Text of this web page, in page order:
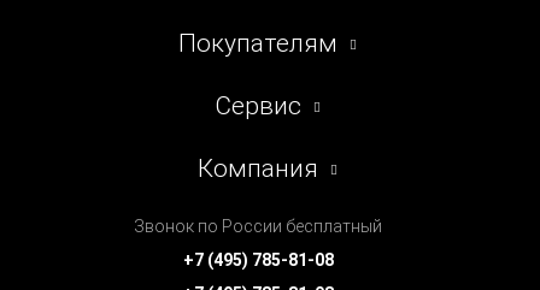
Покупателям
Сервис
Компания
Звонок по России бесплатный
+7 (495) 785-81-08